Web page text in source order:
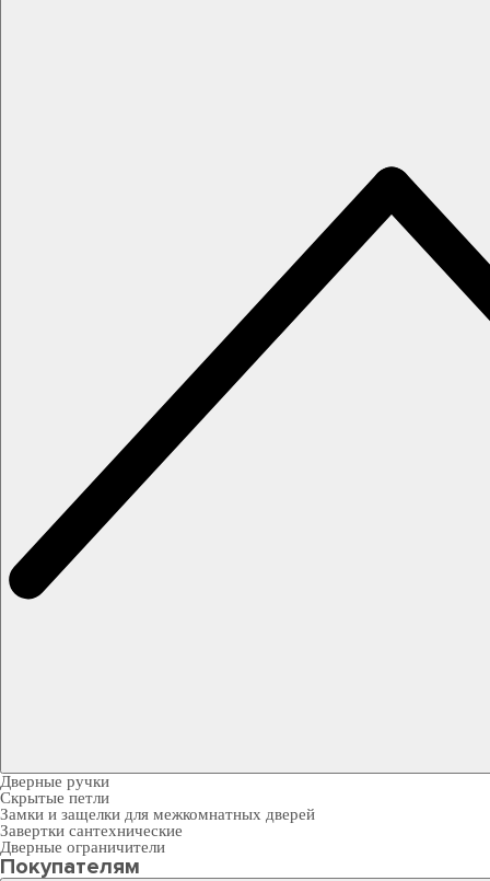
Дверные ручки
Скрытые петли
Замки и защелки для межкомнатных дверей
Завертки сантехнические
Дверные ограничители
Покупателям